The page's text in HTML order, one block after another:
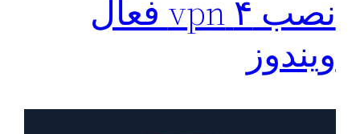
نصب ۴ vpn فعال
ویندوز